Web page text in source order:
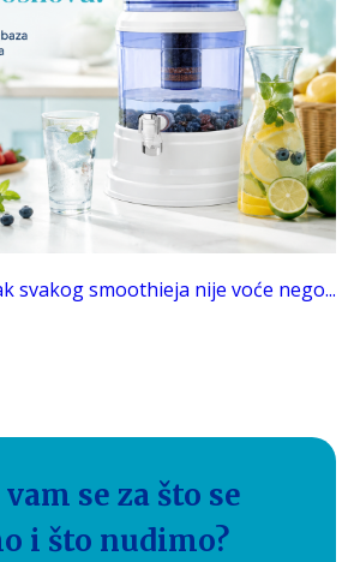
svakog smoothieja nije voće nego...
se za što se
i što nudimo?